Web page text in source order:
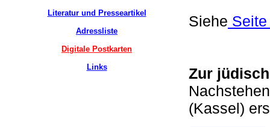
Literatur und Presseartikel
Adressliste
Digitale Postkarten
Links
Siehe
Zur
(Kassel)